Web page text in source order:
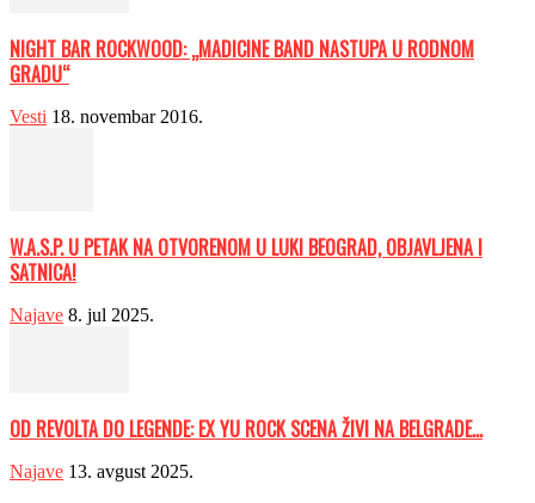
NIGHT BAR ROCKWOOD: „MADICINE BAND NASTUPA U RODNOM
GRADU“
Vesti 18. novembar 2016.
W.A.S.P. U PETAK NA OTVORENOM U LUKI BEOGRAD, OBJAVLJENA I
SATNICA!
Najave 8. jul 2025.
OD REVOLTA DO LEGENDE: EX YU ROCK SCENA ŽIVI NA BELGRADE...
Najave 13. avgust 2025.